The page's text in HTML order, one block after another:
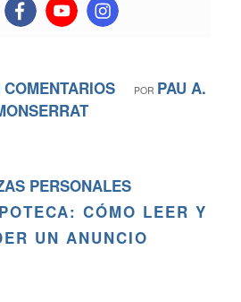
COMENTARIOS
/ POR PAU A.
PERSONALES
CÓMO LEER Y
UN ANUNCIO